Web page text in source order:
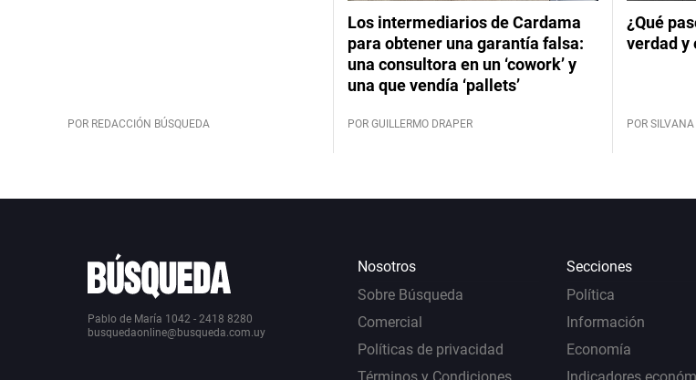
POR REDACCIÓN BÚSQUEDA
Los intermediarios de Cardama
para obtener una garantía falsa:
una consultora en un ‘cowork’ y
una que vendía ‘pallets’
POR GUILLERMO DRAPER
¿Qué
verdad y
POR
Pablo de María 1042 - 2418 8280
busquedaonline@busqueda.com.uy
Nosotros
Sobre Búsqueda
Comercial
Políticas de privacidad
Términos y Condiciones
Secciones
Política
Información
Economía
Indicadores